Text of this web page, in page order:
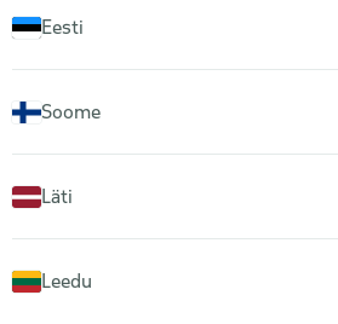
Eesti
Soome
Läti
Leedu